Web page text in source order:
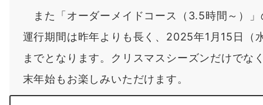
また「オーダーメイドコース（3.5時間～）」
運行期間は昨年よりも長く、2025年1月15日（
までとなります。クリスマスシーズンだけでな
末年始もお楽しみいただけます。